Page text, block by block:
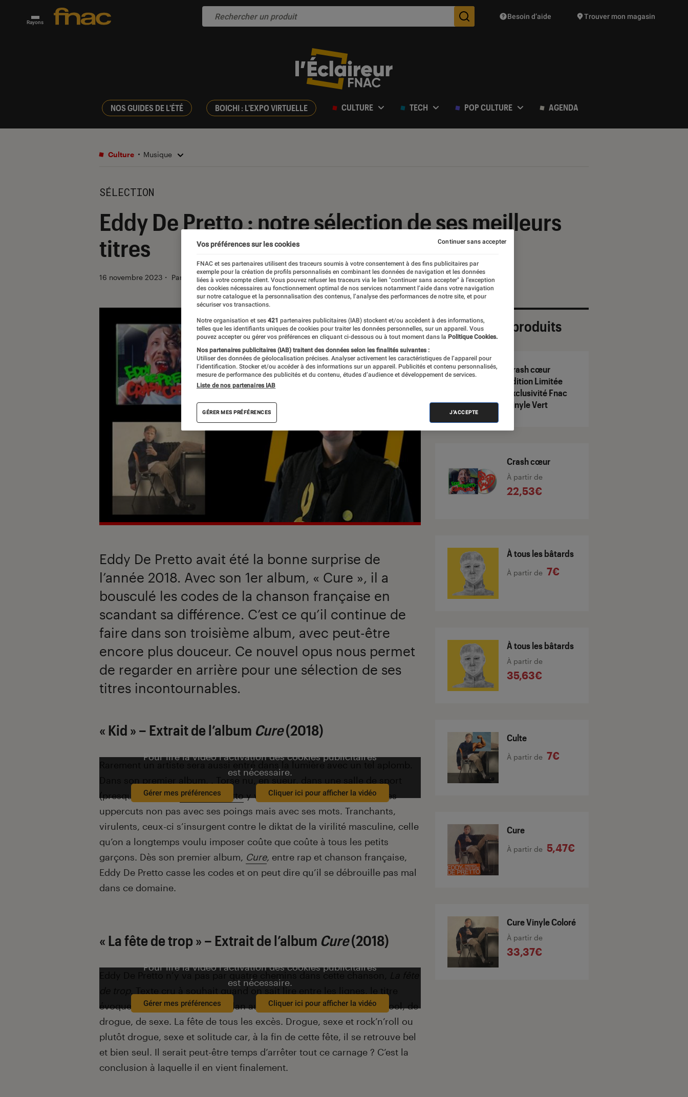
Rayons Des suggestions de produits vont vous être proposées
Besoin d’aide Trouver mon magasin
NOS GUIDES DE L'ÉTÉ BOICHI : L'EXPO VIRTUELLE CULTURE TECH POP CULTURE AGENDA
Culture Musique
SÉLECTION
Eddy De Pretto : notre sélection de ses meilleurs
titres
16 novembre 2023 ・ Par Manue
Eddy De Pretto avait été la bonne surprise de
l’année 2018. Avec son 1er album, « Cure », il a
bousculé les codes de la chanson française en
scandant sa différence. C’est ce qu’il continue de
faire dans son troisième album, avec peut-être
encore plus douceur. Ce nouvel opus nous permet
de regarder en arrière pour une sélection de ses
titres incontournables.
Introduction
« Kid » – Extrait de l’album Cure(2018)
Pour lire la vidéo l’activation des cookies publicitaires
est nécessaire.
Gérer mes préférences Cliquer ici pour afficher la vidéo
Rarement un artiste sera aussi entré dans la lumière avec un tel aplomb.
(presque un ring), Eddy De Prettoy va direct dansKid, balançant ses
uppercuts non pas avec ses poings mais avec ses mots. Tranchants,
virulents, ceux-ci s’insurgent contre le diktat de la virilité masculine, celle
qu’on a longtemps voulu imposer coûte que coûte à tous les petits
garçons. Dès son premier album, Cure, entre rap et chanson française,
Eddy De Pretto casse les codes et on peut dire qu’il se débrouille pas mal
dans ce domaine.
« La fête de trop » – Extrait de l’album Cure(2018)
Pour lire la vidéo l’activation des cookies publicitaires
est nécessaire.
Gérer mes préférences Cliquer ici pour afficher la vidéo
Eddy De Pretto n’y va pas par quatre chemins dans cette chanson,
évoque un garçon qui fait le bilan au sortir d’une fête remplie d’alcool, de
drogue, de sexe. La fête de tous les excès. Drogue, sexe et rock’n’roll ou
plutôt drogue, sexe et solitude car, à la fin de cette fête, il se retrouve bel
et bien seul. Il serait peut-être temps d’arrêter tout ce carnage ? C’est la
conclusion à laquelle il en vient finalement.
Sélection de produits
Crash cœur
Édition Limitée
Exclusivité Fnac
Vinyle Vert
Crash cœur
À partir de
22,53€
À tous les bâtards
À partir de 7€
À tous les bâtards
À partir de
35,63€
Culte
À partir de 7€
Cure
À partir de 5,47€
Cure Vinyle Coloré
À partir de
33,37€
Vos préférences sur les cookies
FNAC et ses partenaires utilisent des traceurs soumis à votre consentement à des fins publicitaires par
exemple pour la création de profils personnalisés en combinant les données de navigation et les données
liées à votre compte client. Vous pouvez refuser les traceurs via le lien "continuer sans accepter" à l’exception
des cookies nécessaires au fonctionnement optimal de nos services notamment l’aide dans votre navigation
sur notre catalogue et la personnalisation des contenus, l’analyse des performances de notre site, et pour
sécuriser vos transactions.
Notre organisation et ses 421 partenaires publicitaires (IAB) stockent et/ou accèdent à des informations,
telles que les identifiants uniques de cookies pour traiter les données personnelles, sur un appareil. Vous
pouvez accepter ou gérer vos préférences en cliquant ci-dessous ou à tout moment dans la Politique Cookies.
Nos partenaires publicitaires (IAB) traitent des données selon les finalités suivantes :
Utiliser des données de géolocalisation précises. Analyser activement les caractéristiques de l’appareil pour
l’identification. Stocker et/ou accéder à des informations sur un appareil. Publicités et contenu personnalisés,
mesure de performance des publicités et du contenu, études d’audience et développement de services.
Liste de nos partenaires IAB
GÉRER MES PRÉFÉRENCES J'ACCEPTE
Continuer sans accepter